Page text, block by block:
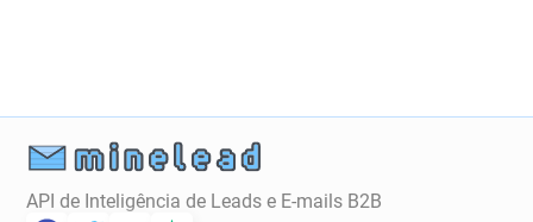
API de Inteligência de Leads e E-mails B2B